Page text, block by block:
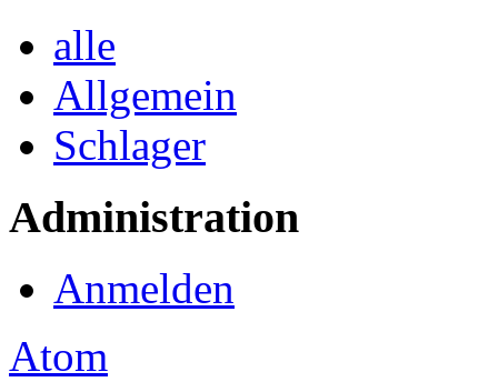
alle
Allgemein
Schlager
Administration
Anmelden
Atom